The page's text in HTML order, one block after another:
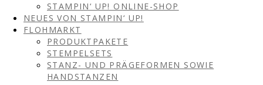
STAMPIN‘ UP! ONLINE-SHOP
NEUES VON STAMPIN‘ UP!
FLOHMARKT
PRODUKTPAKETE
STEMPELSETS
STANZ- UND PRÄGEFORMEN SOWIE
HANDSTANZEN